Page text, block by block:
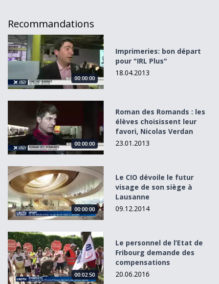
Recommandations
Imprimeries: bon départ pour &quot;IRL Plus&quot;
00:00:00
Imprimeries: bon départ
pour "IRL Plus"
18.04.2013
Roman des Romands : les élèves choisissent leur favori,
00:00:00
Roman des Romands : les
élèves choisissent leur
favori, Nicolas Verdan
23.01.2013
Le CIO dévoile le futur visage de son siège à Lausanne
00:00:00
Le CIO dévoile le futur
visage de son siège à
Lausanne
09.12.2014
Le personnel de l’Etat de Fribourg demande des
00:02:50
Le personnel de l’Etat de
Fribourg demande des
compensations
20.06.2016